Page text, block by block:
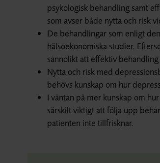
psykologisk behandling samt
som avser både nytta och risk
De behandlingar som enligt
hälsoekonomiska studier.
sannolikt att effektiv
Nytta och risk med
behövs kunskap om hur
I väntan på mer kunskap om
särskilt viktigt att följa upp
patienten inte tillfrisknar.